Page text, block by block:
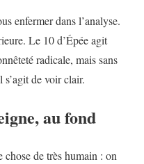
enfermer dans l’analyse.
Le 10 d’Épée agit
radicale, mais sans
s’agit de voir clair.
au fond
chose de très humain : on